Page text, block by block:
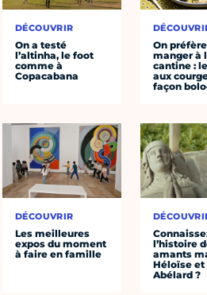
DÉCOUVRIR
On a testé
l’altinha, le foot
comme à
Copacabana
DÉCOUVRIR
Les meilleures
expos du moment
à faire en famille
On préfère
manger à
cantine :
aux
façon
l’histoire
amants
Héloïse et
Abélard ?